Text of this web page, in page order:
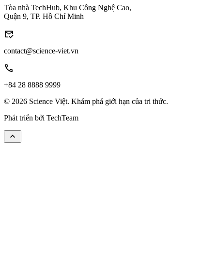
Tòa nhà TechHub, Khu Công Nghệ Cao,
Quận 9, TP. Hồ Chí Minh
mark_email_read
contact@science-viet.vn
call
+84 28 8888 9999
© 2026 Science Việt. Khám phá giới hạn của tri thức.
Phát triển bởi TechTeam
keyboard_arrow_up